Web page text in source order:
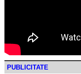
PUBLICITATE